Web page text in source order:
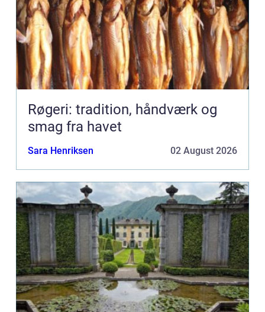
Røgeri: tradition, håndværk og
smag fra havet
Sara Henriksen 02 August 2026